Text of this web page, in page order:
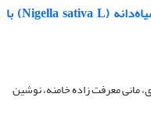
بررسی تنوع ژنتیکی اکوتیپ‌های بومی سیاه‌دانه (Nigella sativa L) با
مانی معرفت زاده خامنه، نوشین